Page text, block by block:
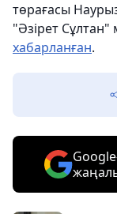
төрағасы
"Әзірет Сұлтан"
хабарланған.